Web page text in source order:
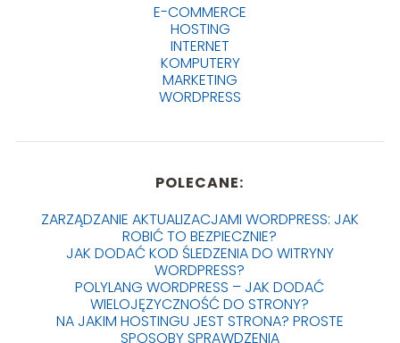
E-COMMERCE
HOSTING
INTERNET
KOMPUTERY
MARKETING
WORDPRESS
POLECANE:
ZARZĄDZANIE AKTUALIZACJAMI WORDPRESS: JAK
ROBIĆ TO BEZPIECZNIE?
JAK DODAĆ KOD ŚLEDZENIA DO WITRYNY
WORDPRESS?
POLYLANG WORDPRESS – JAK DODAĆ
WIELOJĘZYCZNOŚĆ DO STRONY?
NA JAKIM HOSTINGU JEST STRONA? PROSTE
SPOSOBY SPRAWDZENIA